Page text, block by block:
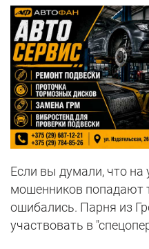
Если вы думали, что на
мошенников попадают
ошибались. Парня из
участвовать в